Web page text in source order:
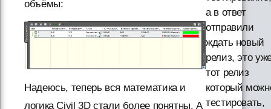
объёмы:
Надеюсь, теперь вся математика и
логика Civil 3D стали более понятны. А
а в ответ
отправили
ждать новый
релиз, это
тот релиз
который
тестировать,